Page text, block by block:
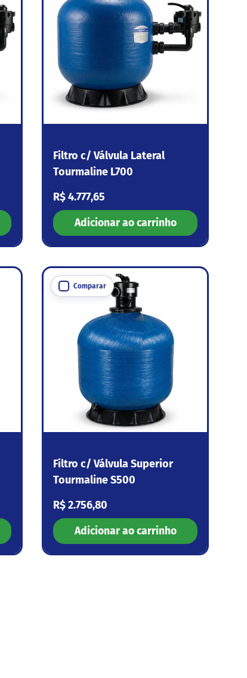
Filtro c/ Válvula Lateral
Tourmaline L700
Preço normal
R$ 4.777,65
Adicionar ao carrinho
Comparar
Filtro c/ Válvula Superior
Tourmaline S500
Preço normal
R$ 2.756,80
Adicionar ao carrinho